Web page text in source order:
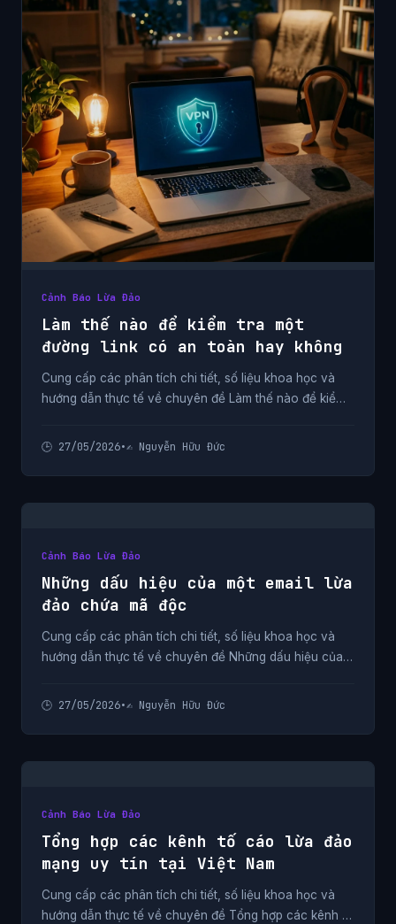
Cảnh Báo Lừa Đảo
Làm thế nào để kiểm tra một
đường link có an toàn hay không
Cung cấp các phân tích chi tiết, số liệu khoa học và
hướng dẫn thực tế về chuyên đề Làm thế nào để kiểm
🕒 27/05/2026•✍️ Nguyễn Hữu Đức
Cảnh Báo Lừa Đảo
Những dấu hiệu của một email lừa
đảo chứa mã độc
Cung cấp các phân tích chi tiết, số liệu khoa học và
hướng dẫn thực tế về chuyên đề Những dấu hiệu của
🕒 27/05/2026•✍️ Nguyễn Hữu Đức
Cảnh Báo Lừa Đảo
Tổng hợp các kênh tố cáo lừa đảo
mạng uy tín tại Việt Nam
Cung cấp các phân tích chi tiết, số liệu khoa học và
hướng dẫn thực tế về chuyên đề Tổng hợp các kênh tố